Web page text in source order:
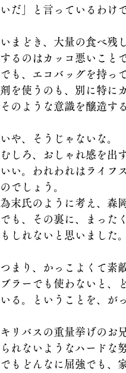
いだ」と言っているわけ
いまどき、大量の食べ残
するのはカッコ悪いことで
でも、エコバッグを持っ
剤を使うのも、別に特に
そのような意識を醸造す
いや、そうじゃないな。
むしろ、おしゃれ感を出
いい。われわれはライフ
のでしょう。
為末氏のように考え、森
でも、その裏に、まった
もしれないと思いました。
つまり、かっこよくて素
ブラーでも使わないと、
いる。ということを、が
キリバスの重量挙げの
られないようなハードな
でもどんなに屈強でも、